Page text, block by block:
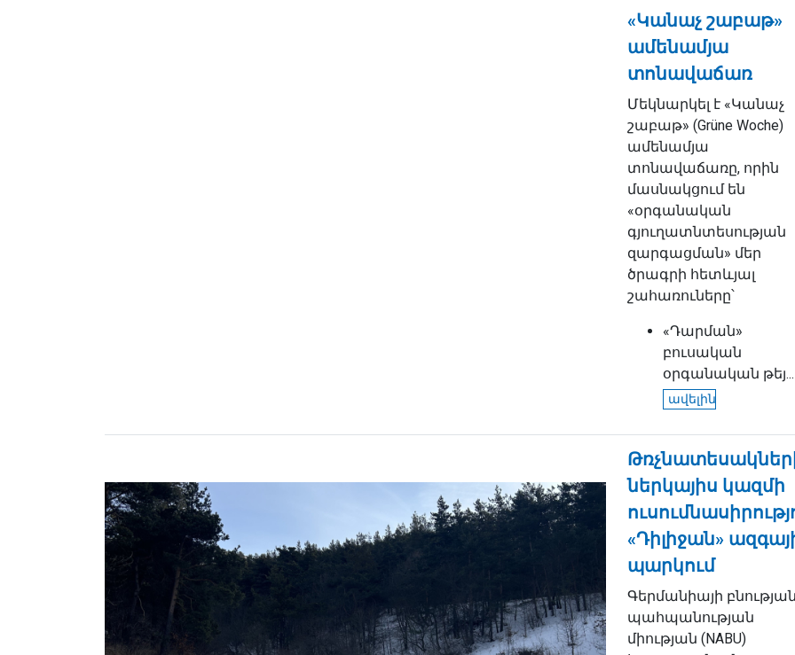
«Կանաչ շաբաթ»
ամենամյա
տոնավաճառ
Մեկնարկել է «Կանաչ
շաբաթ» (Grüne Woche)
ամենամյա
տոնավաճառը, որին
մասնակցում են
«օրգանական
գյուղատնտեսության
զարգացման» մեր
ծրագրի հետևյալ
շահառուները՝
«Դարման»
բուսական
օրգանական թեյ...
ավելին
ներկայիս կազմի
«Դիլիջան»
պարկում
Գերմանիայի բնության
պահպանության
միության (NABU)